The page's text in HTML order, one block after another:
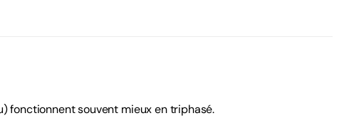
fonctionnent souvent mieux en triphasé.